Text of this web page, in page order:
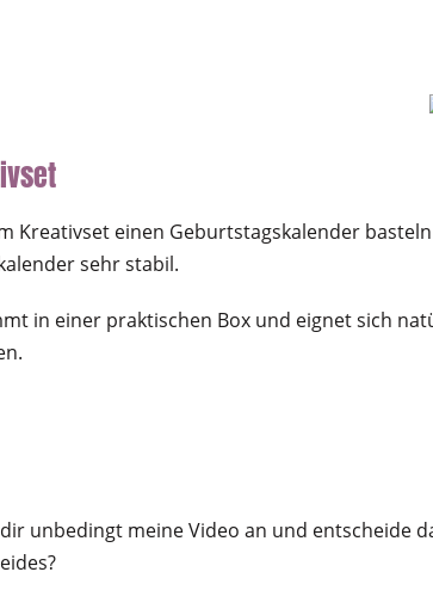
Kreativset einen Geburtstagskalender
sehr stabil.
in einer praktischen Box und eignet sich
unbedingt meine Video an und entscheide